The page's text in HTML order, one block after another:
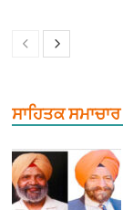
ਸਾਹਿਤਕ ਸਮਾਚਾਰ